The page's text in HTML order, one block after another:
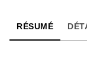
RÉSUMÉ